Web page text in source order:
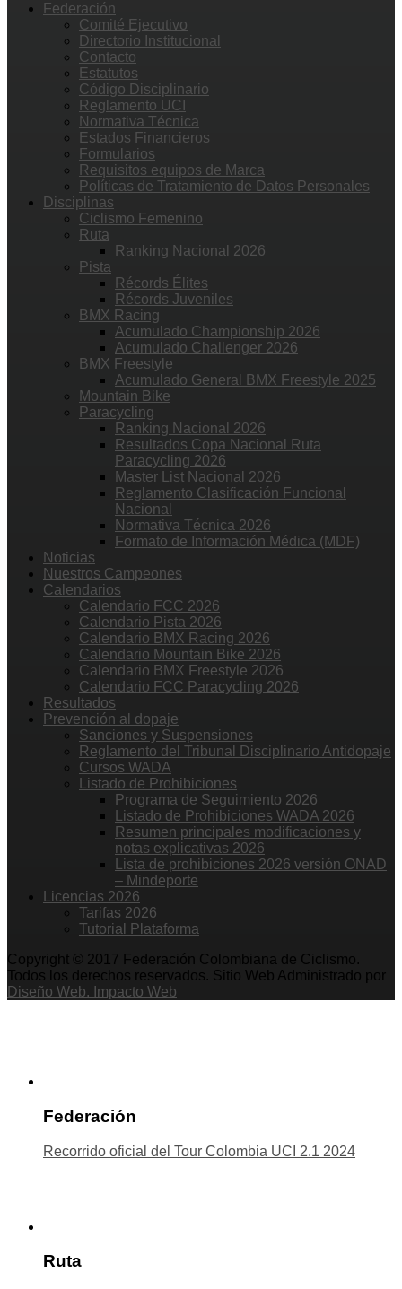
Federación
Comité Ejecutivo
Directorio Institucional
Contacto
Estatutos
Código Disciplinario
Reglamento UCI
Normativa Técnica
Estados Financieros
Formularios
Requisitos equipos de Marca
Políticas de Tratamiento de Datos Personales
Disciplinas
Ciclismo Femenino
Ruta
Ranking Nacional 2026
Pista
Récords Élites
Récords Juveniles
BMX Racing
Acumulado Championship 2026
Acumulado Challenger 2026
BMX Freestyle
Acumulado General BMX Freestyle 2025
Mountain Bike
Paracycling
Ranking Nacional 2026
Resultados Copa Nacional Ruta
Paracycling 2026
Master List Nacional 2026
Reglamento Clasificación Funcional
Nacional
Normativa Técnica 2026
Formato de Información Médica (MDF)
Noticias
Nuestros Campeones
Calendarios
Calendario FCC 2026
Calendario Pista 2026
Calendario BMX Racing 2026
Calendario Mountain Bike 2026
Calendario BMX Freestyle 2026
Calendario FCC Paracycling 2026
Resultados
Prevención al dopaje
Sanciones y Suspensiones
Reglamento del Tribunal Disciplinario Antidopaje
Cursos WADA
Listado de Prohibiciones
Programa de Seguimiento 2026
Listado de Prohibiciones WADA 2026
Resumen principales modificaciones y
notas explicativas 2026
Lista de prohibiciones 2026 versión ONAD
– Mindeporte
Licencias 2026
Tarifas 2026
Tutorial Plataforma
Copyright © 2017 Federación Colombiana de Ciclismo.
Todos los derechos reservados. Sitio Web Administrado por
Diseño Web. Impacto Web
Federación
Recorrido oficial del Tour Colombia UCI 2.1 2024
Ruta